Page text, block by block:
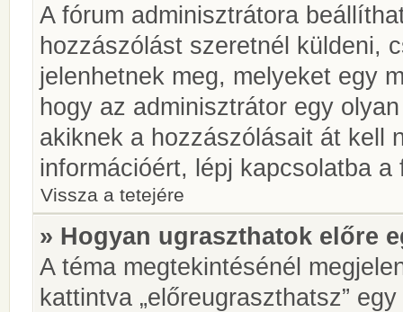
A fórum adminisztrátora
hozzászólást szeretnél küldeni,
jelenhetnek meg, melyeket egy
hogy az adminisztrátor egy
akiknek a hozzászólásait át kell
információért, lépj kapcsolatba
Vissza a tetejére
» Hogyan ugraszthatok előre
A téma megtekintésénél
kattintva „előreugraszthatsz”